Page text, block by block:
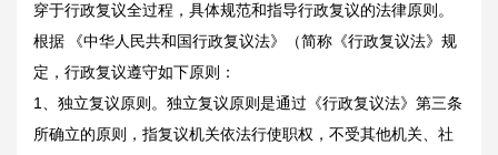
穿于行政复议全过程，具体规范和指导行政复议的法律原则。
根据
《中华人民共和国行政复议法》（简称《行政复议法》规
定，行政复议遵守如下原则：
1、独立复议原则。独立复议原则是通过《行政复议法》第三条
所确立的原则，指复议机关依法行使职权，不受其他机关、社